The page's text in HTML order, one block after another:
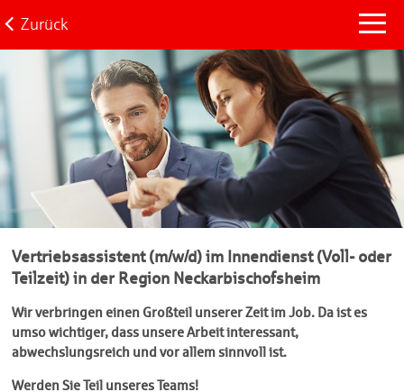
Zurück
Vertriebsassistent (m/w/d) im Innendienst (Voll- oder
Teilzeit) in der Region Neckarbischofsheim
Wir verbringen einen Großteil unserer Zeit im Job. Da ist es
umso wichtiger, dass unsere Arbeit interessant,
abwechslungsreich und vor allem sinnvoll ist.
Werden Sie Teil unseres Teams!